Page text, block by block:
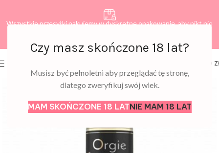
Czy masz skończone 18 lat?
Musisz być pełnoletni aby przeglądać tę stronę,
dlatego zweryfikuj swój wiek.
MAM SKOŃCZONE 18 LATNIE MAM 18 LAT
Wszystkie przesyłki pakujemy w dyskretne opakowanie, aby nikt nie
0,00